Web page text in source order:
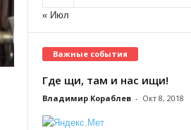
« Июл
Важные события
Где щи, там и нас ищи!
Владимир Кораблев - Окт 8, 2018